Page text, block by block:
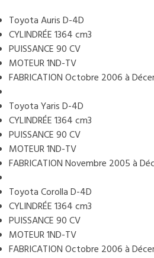
Toyota Auris D-4D
CYLINDRÉE 1364 cm3
PUISSANCE 90 CV
MOTEUR 1ND-TV
FABRICATION Octobre 2006 à
Toyota Yaris D-4D
CYLINDRÉE 1364 cm3
PUISSANCE 90 CV
MOTEUR 1ND-TV
FABRICATION Novembre 2005 à
Toyota Corolla D-4D
CYLINDRÉE 1364 cm3
PUISSANCE 90 CV
MOTEUR 1ND-TV
FABRICATION Octobre 2006 à